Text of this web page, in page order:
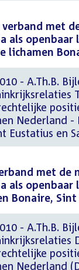
met
als
lichamen
- A.Th.B.
Nederland
Eustatius en
met
als
Bonaire,
- A.Th.B.
Nederland